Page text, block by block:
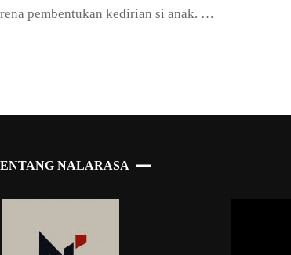
pembentukan kedirian si anak. …
NALARASA